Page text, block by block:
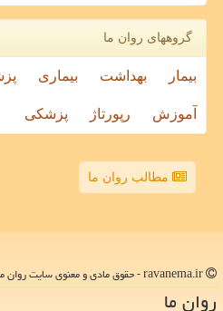
گروههای روان ما
بیمار بهداشت بیماری
آموزش رپورتاژ پزشکی
مطالب روان ما
روان ما